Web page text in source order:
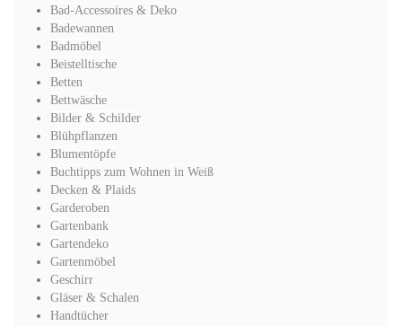
Bad-Accessoires & Deko
Badewannen
Badmöbel
Beistelltische
Betten
Bettwäsche
Bilder & Schilder
Blühpflanzen
Blumentöpfe
Buchtipps zum Wohnen in Weiß
Decken & Plaids
Garderoben
Gartenbank
Gartendeko
Gartenmöbel
Geschirr
Gläser & Schalen
Handtücher